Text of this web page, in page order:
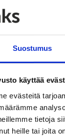
Suostumus
käyttää
evästeitä
tietoja
heille tai joita
yritystukien
tupakkaveroja